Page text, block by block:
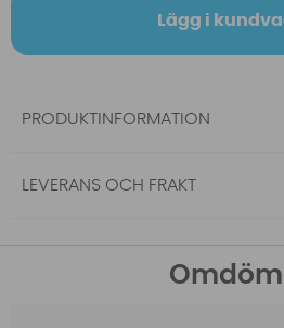
Lägg i
PRODUKTINFORMATION
LEVERANS OCH FRAKT